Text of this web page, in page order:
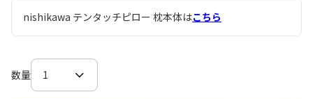
nishikawa テンタッチピロー 枕本体はこちら
数量